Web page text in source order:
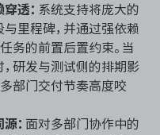
透： 系统支持将庞大的
里程碑，并通过强依赖
务的前置后置约束。当
研发与测试侧的排期影
部门交付节奏高度咬
： 面对多部门协作中的